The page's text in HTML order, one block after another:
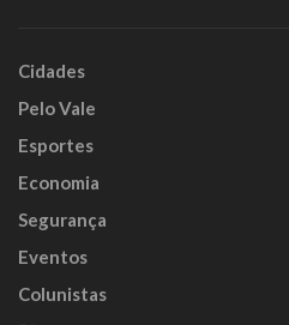
Cidades
Pelo Vale
Esportes
Economia
Segurança
Eventos
Colunistas